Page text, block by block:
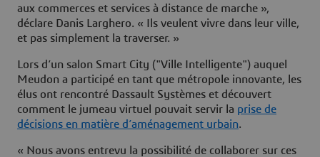
aux commerces et services à distance de marche »,
déclare Danis Larghero. « Ils veulent vivre dans leur ville,
et pas simplement la traverser. »
Lors d’un salon Smart City ("Ville Intelligente") auquel
Meudon a participé en tant que métropole innovante, les
élus ont rencontré Dassault Systèmes et découvert
comment le jumeau virtuel pouvait servir la prise de
décisions en matière d’aménagement urbain.
« Nous avons entrevu la possibilité de collaborer sur ces